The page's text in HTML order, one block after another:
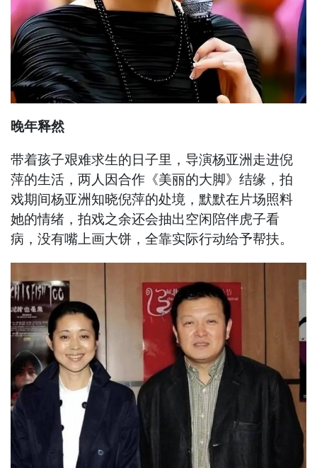
晚年释然
带着孩子艰难求生的日子里，导演杨亚洲走进倪
萍的生活，两人因合作《美丽的大脚》结缘，拍
戏期间杨亚洲知晓倪萍的处境，默默在片场照料
她的情绪，拍戏之余还会抽出空闲陪伴虎子看
病，没有嘴上画大饼，全靠实际行动给予帮扶。